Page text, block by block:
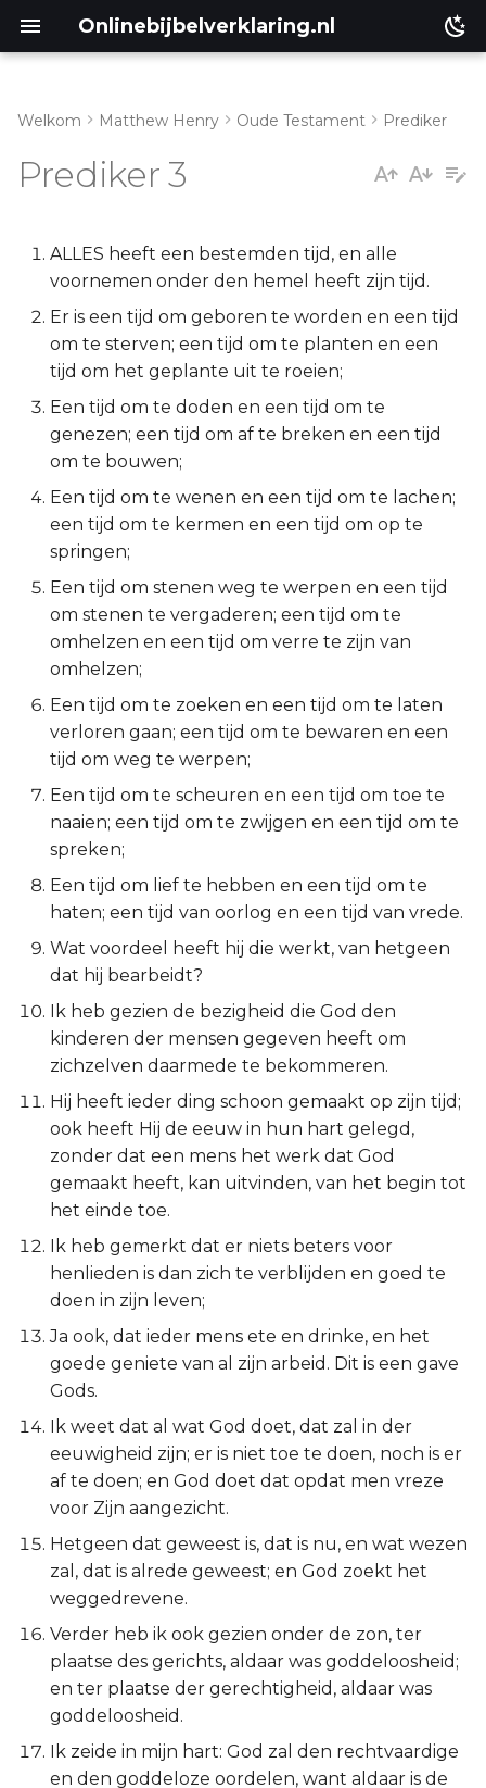
Onlinebijbelverklaring.nl
Prediker 3:11-15
Prediker 3:16-22
Lukas
Johannes
Handelingen
Romeinen
1 Korinthe
2 Korinthe
Éfeze
Filipenzen
Kolossenzen
1 Thessalonicenzen
2 Thessalonicenzen
1 Timótheüs
2 Timótheüs
Titus
Filémon
Hebreeën
Jakobus
1 Petrus
2 Petrus
2 Johannes
3 Johannes
Judas
Openbaring
Welkom Matthew Henry Oude Testament Prediker
Prediker 3
ALLES heeft een bestemden tijd, en alle
voornemen onder den hemel heeft zijn tijd.
Er is een tijd om geboren te worden en een tijd
om te sterven; een tijd om te planten en een
tijd om het geplante uit te roeien;
Een tijd om te doden en een tijd om te
genezen; een tijd om af te breken en een tijd
om te bouwen;
Een tijd om te wenen en een tijd om te lachen;
een tijd om te kermen en een tijd om op te
springen;
Een tijd om stenen weg te werpen en een tijd
om stenen te vergaderen; een tijd om te
omhelzen en een tijd om verre te zijn van
omhelzen;
Een tijd om te zoeken en een tijd om te laten
verloren gaan; een tijd om te bewaren en een
tijd om weg te werpen;
Een tijd om te scheuren en een tijd om toe te
naaien; een tijd om te zwijgen en een tijd om te
spreken;
Een tijd om lief te hebben en een tijd om te
haten; een tijd van oorlog en een tijd van vrede.
Wat voordeel heeft hij die werkt, van hetgeen
dat hij bearbeidt?
Ik heb gezien de bezigheid die God den
kinderen der mensen gegeven heeft om
zichzelven daarmede te bekommeren.
Hij heeft ieder ding schoon gemaakt op zijn tijd;
ook heeft Hij de eeuw in hun hart gelegd,
zonder dat een mens het werk dat God
gemaakt heeft, kan uitvinden, van het begin tot
het einde toe.
Ik heb gemerkt dat er niets beters voor
henlieden is dan zich te verblijden en goed te
doen in zijn leven;
Ja ook, dat ieder mens ete en drinke, en het
goede geniete van al zijn arbeid. Dit is een gave
Gods.
Ik weet dat al wat God doet, dat zal in der
eeuwigheid zijn; er is niet toe te doen, noch is er
af te doen; en God doet dat opdat men vreze
voor Zijn aangezicht.
Hetgeen dat geweest is, dat is nu, en wat wezen
zal, dat is alrede geweest; en God zoekt het
weggedrevene.
Verder heb ik ook gezien onder de zon, ter
plaatse des gerichts, aldaar was goddeloosheid;
en ter plaatse der gerechtigheid, aldaar was
goddeloosheid.
Ik zeide in mijn hart: God zal den rechtvaardige
en den goddeloze oordelen, want aldaar is de